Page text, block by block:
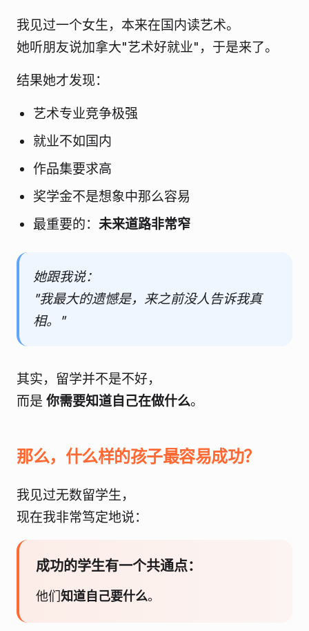
我见过一个女生，本来在国内读艺术。
她听朋友说加拿大"艺术好就业"，于是来了。
结果她才发现：
艺术专业竞争极强
就业不如国内
作品集要求高
奖学金不是想象中那么容易
最重要的： 未来道路非常窄
她跟我说：
"我最大的遗憾是，来之前没人告诉我真
相。"
其实，留学并不是不好，
而是 你需要知道自己在做什么。
那么，什么样的孩子最容易成功？
我见过无数留学生，
现在我非常笃定地说：
成功的学生有一个共通点：
他们知道自己要什么。